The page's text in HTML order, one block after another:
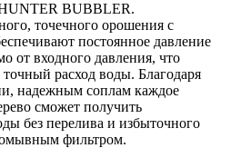
BUBBLER.
точечного орошения с
постоянное давление
от входного давления, что
расход воды. Благодаря
надежным соплам каждое
сможет получить
без перелива и избыточного
фильтром.